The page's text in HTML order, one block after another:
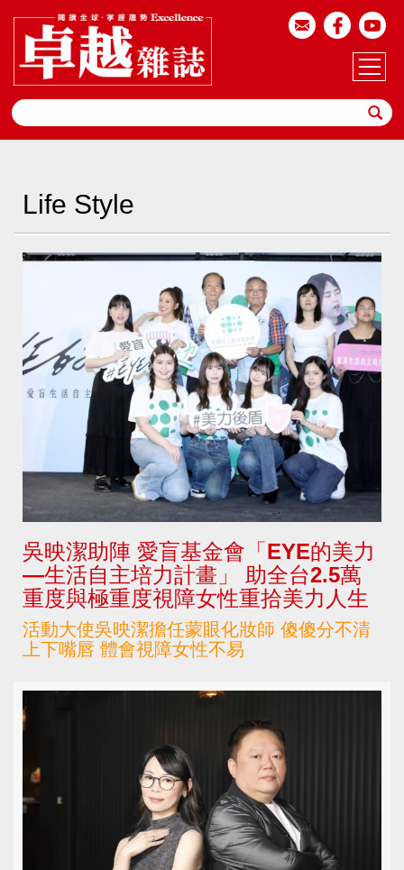
Life Style
吳映潔助陣 愛盲基金會「EYE的美力
—生活自主培力計畫」 助全台2.5萬
重度與極重度視障女性重拾美力人生
活動大使吳映潔擔任蒙眼化妝師 傻傻分不清
上下嘴唇 體會視障女性不易